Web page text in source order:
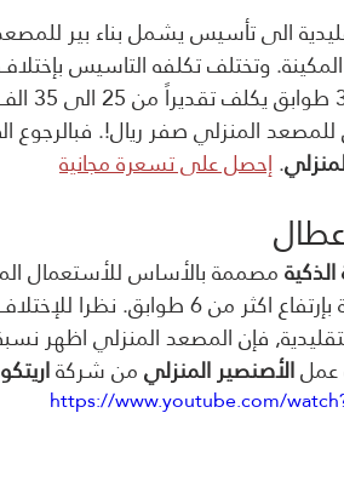
الى تأسيس يشمل بناء بير
المكينة. وتختلف تكلفه التاسيس
6 طوابق للمصعد المنزلي صفر ريال!.
. إحصل على تسعرة مجانية
مصممة بالأساس للأستعمال
نظرا للإختلاف الجوهري في طريقة عمل
فإن المصعد المنزلي اظهر
عمل الأصنصير المنزلي من شركة اريتكو
https://www.youtube.com/